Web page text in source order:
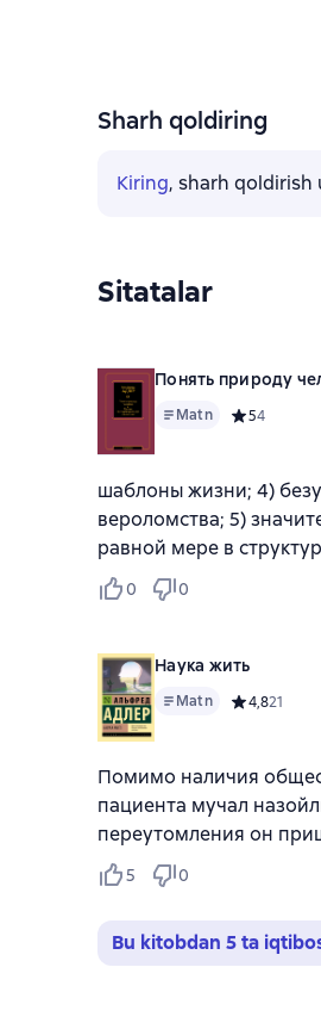
Sharh qoldiring
Kiring, sharh qoldirish
Sitatalar
Понять природу
Matn Средний
54
шаблоны жизни; 4)
вероломства; 5)
равной мере в
0 0
Наука жить
Matn Средний
4,821
Помимо наличия
пациента мучал
переутомления он
5 0
Bu kitobdan 5 ta